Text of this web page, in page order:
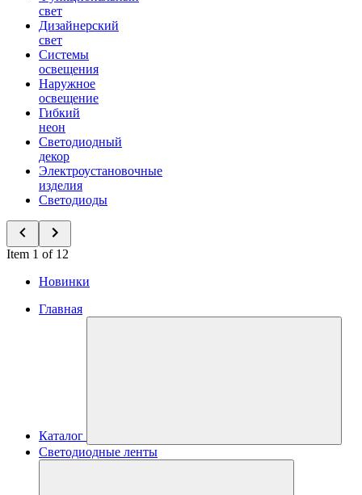
свет
Дизайнерский
свет
Системы
освещения
Наружное
освещение
Гибкий
неон
Светодиодный
декор
Электроустановочные
изделия
Светодиоды
Item 1 of 12
Новинки
Главная
Каталог
Светодиодные ленты